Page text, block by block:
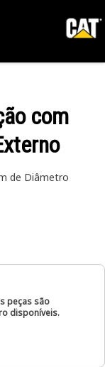
com
de Diâmetro
peças são
disponíveis.